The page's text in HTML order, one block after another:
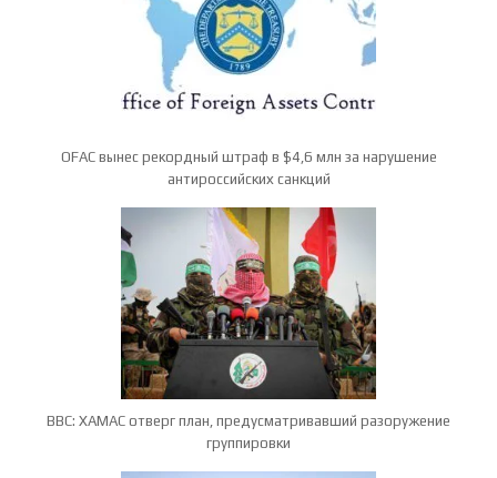
OFAC вынес рекордный штраф в $4,6 млн за нарушение
антироссийских санкций
BBC: ХАМАС отверг план, предусматривавший разоружение
группировки